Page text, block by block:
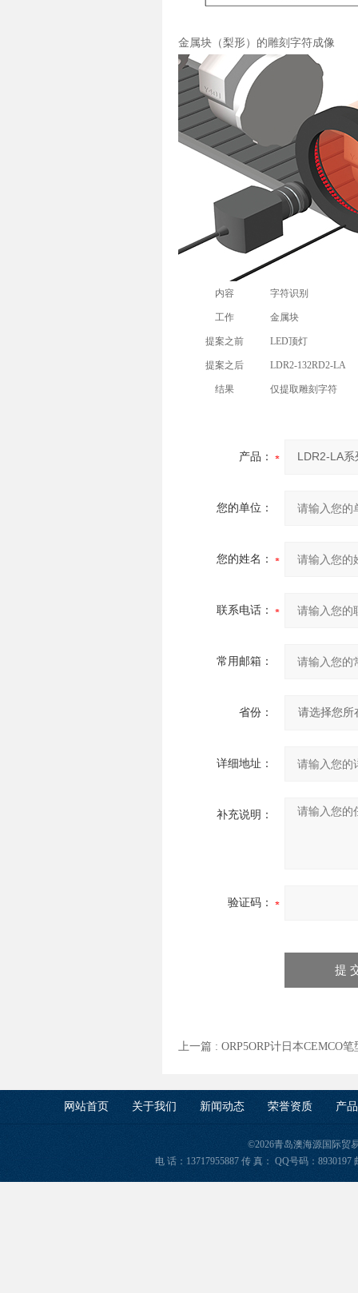
金属块（梨形）的雕刻字符成像
内容 字符识别
工作 金属块
提案之前 LED顶灯
提案之后 LDR2-132RD2-LA
结果 仅提取雕刻字符
产品：
您的单位：
您的姓名：
联系电话：
常用邮箱：
省份：
详细地址：
补充说明：
验证码：
上一篇 : ORP5ORP计日本CEMCO
网站首页 关于我们 新闻动态 荣誉资质 产
©2026青岛澳海源国际贸
电 话：13717955887 传 真： QQ号码：